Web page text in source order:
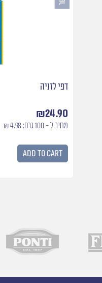
דפי לזניה
₪24.90
מחיר ל - 100 גרם: 4.98 ₪
Add to cart